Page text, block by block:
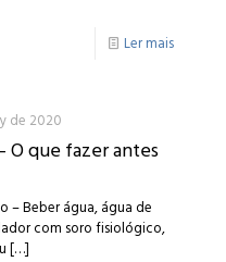
Ler mais
de 2020
O que fazer antes
– Beber água, água de
com soro fisiológico,
[…]